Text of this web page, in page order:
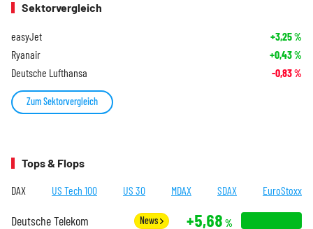
Sektorvergleich
easyJet +3,25%
Ryanair +0,43%
Deutsche Lufthansa -0,83%
Zum Sektorvergleich
Tops & Flops
DAX US Tech 100 US 30 MDAX SDAX EuroStoxx
Deutsche Telekom News +5,68 %